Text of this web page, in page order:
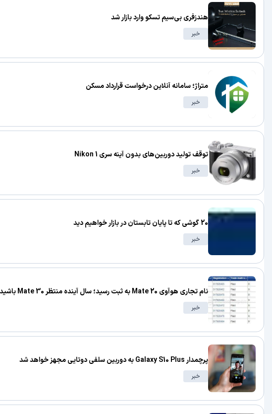
هندزفری بی‌سیم تسکو وارد بازار شد
خبر
متراژ؛ سامانه آنلاین درخواست قرارداد مسکن
خبر
توقف تولید دوربین‌های بدون آینه سری Nikon 1
خبر
20 گوشی که تا پایان تابستان در بازار خواهیم دید
خبر
نام تجاری هوآوی Mate 20 به ثبت رسید؛ سال آینده منتظر Mate 30 باشید!
خبر
پرچمدار Galaxy S10 Plus به دوربین سلفی دوتایی مجهز خواهد شد
خبر